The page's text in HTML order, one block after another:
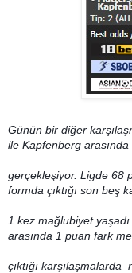
Günün bir diğer
ile Kapfenberg arasında
gerçekleşiyor. Ligde 68
formda çıktığı son beş
1 kez mağlubiyet yaşadı.
arasında 1 puan fark
çıktığı karşılaşmalarda